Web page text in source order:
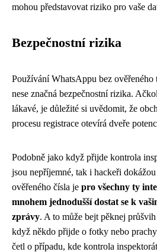
mohou představovat riziko pro vaše
Bezpečnostní rizika
Používání WhatsAppu bez ověřeného
nese značná bezpečnostní rizika.
lákavé, je důležité si uvědomit, že
procesu registrace otevírá dveře
Podobně jako když přijde kontrola
jsou nepříjemné, tak i hackeři
ověřeného čísla je pro všechny ty
mnohem jednodušší dostat se k
zprávy. A to může bejt pěknej
když někdo přijde o fotky nebo
četl o případu, kde kontrola